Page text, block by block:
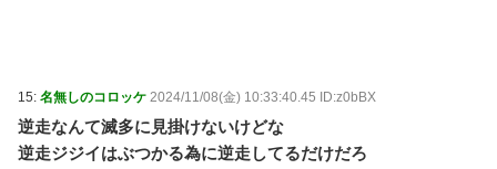
15: 名無しのコロッケ 2024/11/08(金) 10:33:40.45 ID:z0bBX
逆走なんて滅多に見掛けないけどな
逆走ジジイはぶつかる為に逆走してるだけだろ